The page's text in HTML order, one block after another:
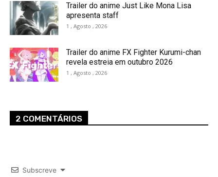
Trailer do anime Just Like Mona Lisa
apresenta staff
1 , Agosto , 2026
Trailer do anime FX Fighter Kurumi-chan
revela estreia em outubro 2026
1 , Agosto , 2026
2 COMENTÁRIOS
Subscreve